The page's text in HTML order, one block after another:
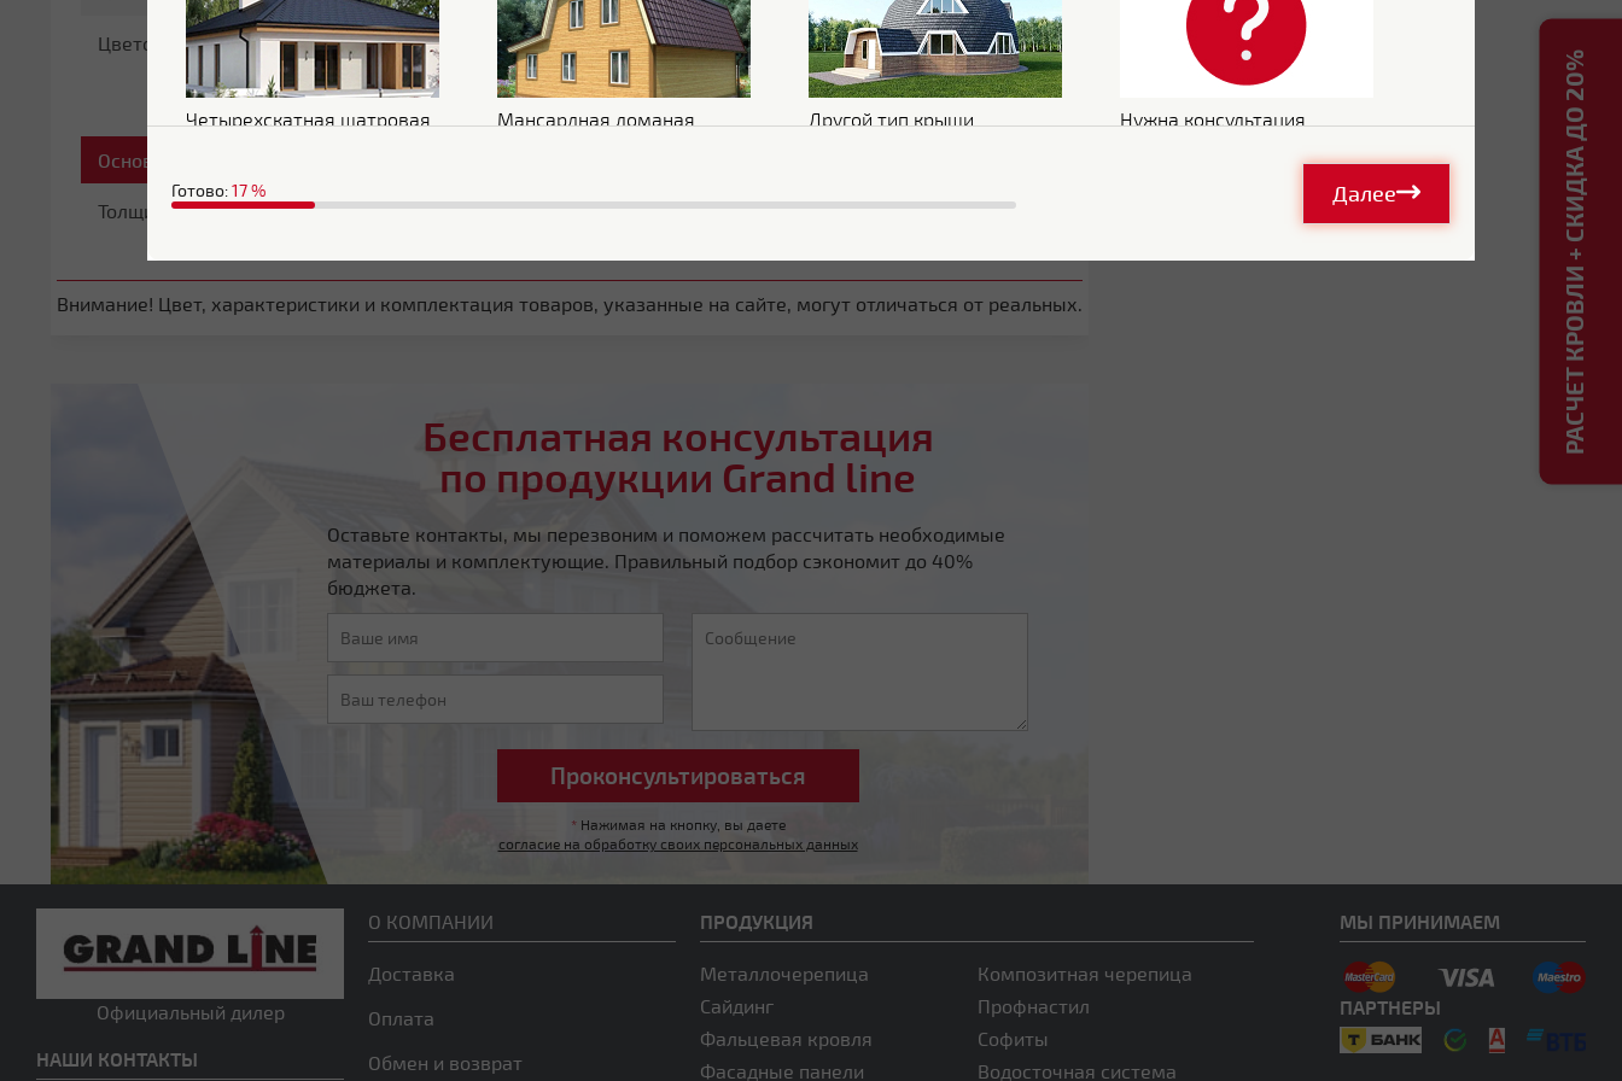
Цветовой оттенок Коричневый Обратная сторона Эпоксидная серая
Стойкость к УФ Нет данных
Основные характеристики
Толщина 0.45 мм
Внимание! Цвет, характеристики и комплектация товаров, указанные на сайте, могут отличаться от реальных.
Бесплатная консультация
по продукции Grand line
Оставьте контакты, мы перезвоним и поможем рассчитать необходимые
материалы и комплектующие. Правильный подбор сэкономит до 40%
бюджета.
*Нажимая на кнопку, вы даете
согласие на обработку своих персональных данных
Официальный дилер
НАШИ КОНТАКТЫ
О КОМПАНИИ
Доставка
Оплата
Обмен и возврат
ПРОДУКЦИЯ
Металлочерепица
Сайдинг
Фальцевая кровля
Фасадные панели
Композитная черепица
Профнастил
Софиты
Водосточная система
МЫ ПРИНИМАЕМ
ПАРТНЕРЫ
РАСЧЕТ КРОВЛИ + СКИДКА ДО 20%
Четырехскатная шатровая Мансардная ломаная Другой тип крыши Нужна консультация
Готово:17% Далее